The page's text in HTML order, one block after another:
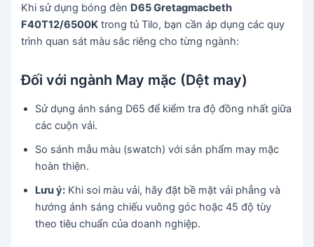
Khi sử dụng bóng đèn D65 Gretagmacbeth
F40T12/6500K trong tủ Tilo, bạn cần áp dụng các quy
trình quan sát màu sắc riêng cho từng ngành:
Đối với ngành May mặc (Dệt may)
Sử dụng ánh sáng D65 để kiểm tra độ đồng nhất giữa
các cuộn vải.
So sánh mẫu màu (swatch) với sản phẩm may mặc
hoàn thiện.
Lưu ý: Khi soi màu vải, hãy đặt bề mặt vải phẳng và
hướng ánh sáng chiếu vuông góc hoặc 45 độ tùy
theo tiêu chuẩn của doanh nghiệp.